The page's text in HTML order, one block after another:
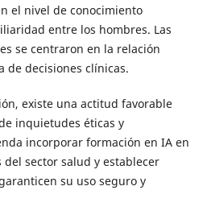
el nivel de conocimiento
entre los hombres. Las
se centraron en la relación
de decisiones clínicas.
existe una actitud favorable
inquietudes éticas y
incorporar formación en IA en
sector salud y establecer
su uso seguro y